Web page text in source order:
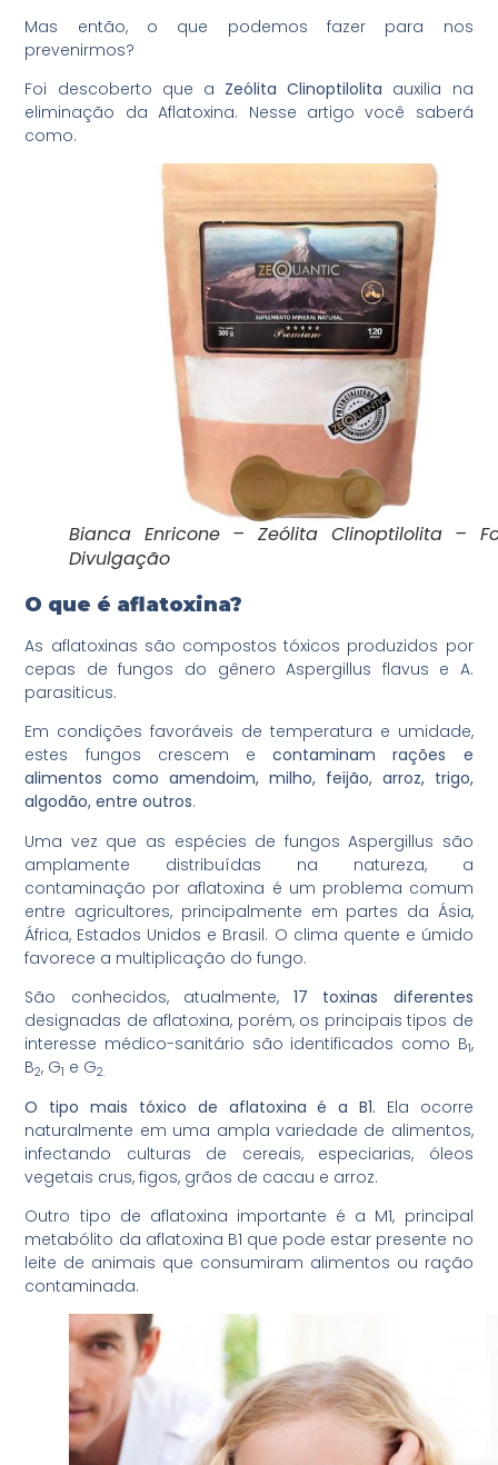
Mas então, o que podemos fazer para nos
prevenirmos?
Foi descoberto que a Zeólita Clinoptilolita auxilia na
eliminação da Aflatoxina. Nesse artigo você saberá
como.
Bianca Enricone – Zeólita Clinoptilolita –
Divulgação
O que é aflatoxina?
As aflatoxinas são compostos tóxicos produzidos por
cepas de fungos do gênero Aspergillus flavus e A.
parasiticus.
Em condições favoráveis de temperatura e umidade,
estes fungos crescem econtaminam rações e
alimentos como amendoim, milho, feijão, arroz, trigo,
algodão, entre outros.
Uma vez que as espécies de fungos Aspergillus são
amplamente distribuídas na natureza, a
contaminação por aflatoxina é um problema comum
entre agricultores, principalmente em partes da Ásia,
África, Estados Unidos e Brasil. O clima quente e úmido
favorece a multiplicação do fungo.
São conhecidos, atualmente,17 toxinas diferentes
designadas de aflatoxina, porém, os principais tipos de
interesse médico-sanitário são identificados como B1,
B2, G1 e G2.
O tipo mais tóxico de aflatoxina é a B1. Ela ocorre
naturalmente em uma ampla variedade de alimentos,
infectando culturas de cereais, especiarias, óleos
vegetais crus, figos, grãos de cacau e arroz.
Outro tipo de aflatoxina importante é a M1, principal
metabólito da aflatoxina B1 que pode estar presente no
leite de animais que consumiram alimentos ou ração
contaminada.